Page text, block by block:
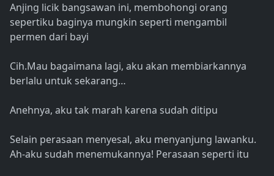
Anjing licik bangsawan ini, membohongi orang
sepertiku baginya mungkin seperti mengambil
permen dari bayi
Cih.Mau bagaimana lagi, aku akan membiarkannya
berlalu untuk sekarang…
Anehnya, aku tak marah karena sudah ditipu
Selain perasaan menyesal, aku menyanjung lawanku.
Ah-aku sudah menemukannya! Perasaan seperti itu